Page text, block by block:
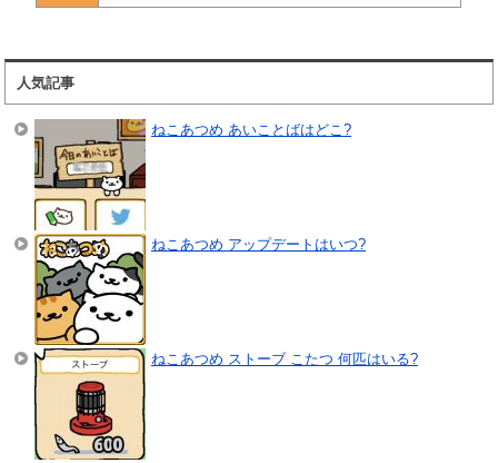
人気記事
ねこあつめ あいことばはどこ?
ねこあつめ アップデートはいつ?
ねこあつめ ストーブ こたつ 何匹はいる?